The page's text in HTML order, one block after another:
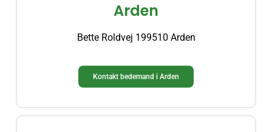
Arden
Bette Roldvej 199510 Arden
Kontakt bedemand i Arden